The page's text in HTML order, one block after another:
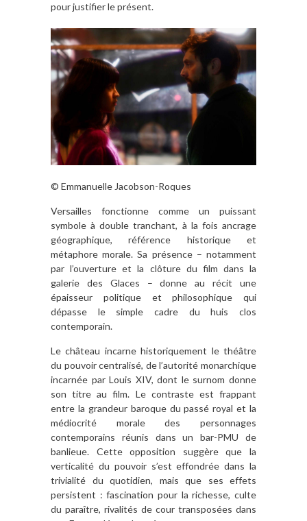
pour justifier le présent.
© Emmanuelle Jacobson-Roques
Versailles fonctionne comme un puissant
symbole à double tranchant, à la fois ancrage
géographique, référence historique et
métaphore morale. Sa présence – notamment
par l’ouverture et la clôture du film dans la
galerie des Glaces – donne au récit une
épaisseur politique et philosophique qui
dépasse le simple cadre du huis clos
contemporain.
Le château incarne historiquement le théâtre
du pouvoir centralisé, de l’autorité monarchique
incarnée par Louis XIV, dont le surnom donne
son titre au film. Le contraste est frappant
entre la grandeur baroque du passé royal et la
médiocrité morale des personnages
contemporains réunis dans un bar-PMU de
banlieue. Cette opposition suggère que la
verticalité du pouvoir s’est effondrée dans la
trivialité du quotidien, mais que ses effets
persistent : fascination pour la richesse, culte
du paraître, rivalités de cour transposées dans